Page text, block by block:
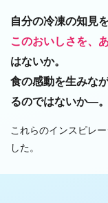
自分の冷凍の知見
このおいしさを、
はないか。
食の感動を生みなが
るのではないか―。
これらのインスピレ
した。